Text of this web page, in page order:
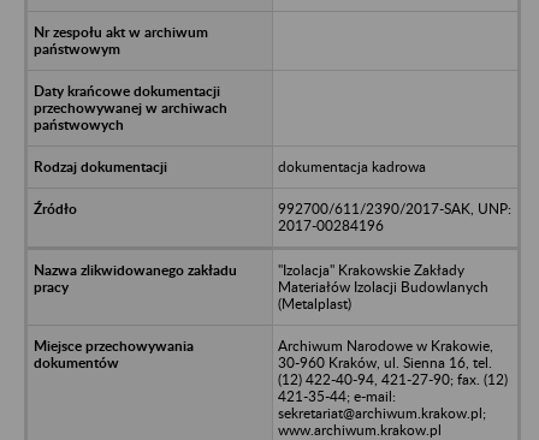
dokumentacja kadrowa
992700/611/2390/2017-SAK, UNP:
2017-00284196
"Izolacja" Krakowskie Zakłady
Materiałów Izolacji Budowlanych
(Metalplast)
Archiwum Narodowe w Krakowie,
30-960 Kraków, ul. Sienna 16, tel.
(12) 422-40-94, 421-27-90; fax. (12)
421-35-44; e-mail:
sekretariat@archiwum.krakow.pl;
www.archiwum.krakow.pl